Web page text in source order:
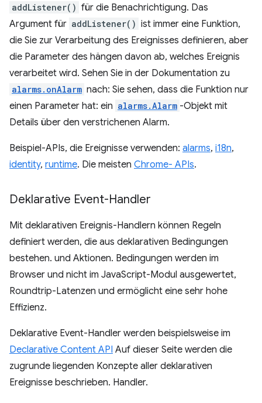
addListener() für die Benachrichtigung. Das
Argument für addListener() ist immer eine Funktion,
die Sie zur Verarbeitung des Ereignisses definieren, aber
die Parameter des hängen davon ab, welches Ereignis
verarbeitet wird. Sehen Sie in der Dokumentation zu
alarms.onAlarm nach: Sie sehen, dass die Funktion nur
einen Parameter hat: ein alarms.Alarm -Objekt mit
Details über den verstrichenen Alarm.
Beispiel-APIs, die Ereignisse verwenden: alarms, i18n,
identity, runtime. Die meisten Chrome- APIs.
Deklarative Event-Handler
Mit deklarativen Ereignis-Handlern können Regeln
definiert werden, die aus deklarativen Bedingungen
bestehen. und Aktionen. Bedingungen werden im
Browser und nicht im JavaScript-Modul ausgewertet,
Roundtrip-Latenzen und ermöglicht eine sehr hohe
Effizienz.
Deklarative Event-Handler werden beispielsweise im
Declarative Content API Auf dieser Seite werden die
zugrunde liegenden Konzepte aller deklarativen
Ereignisse beschrieben. Handler.